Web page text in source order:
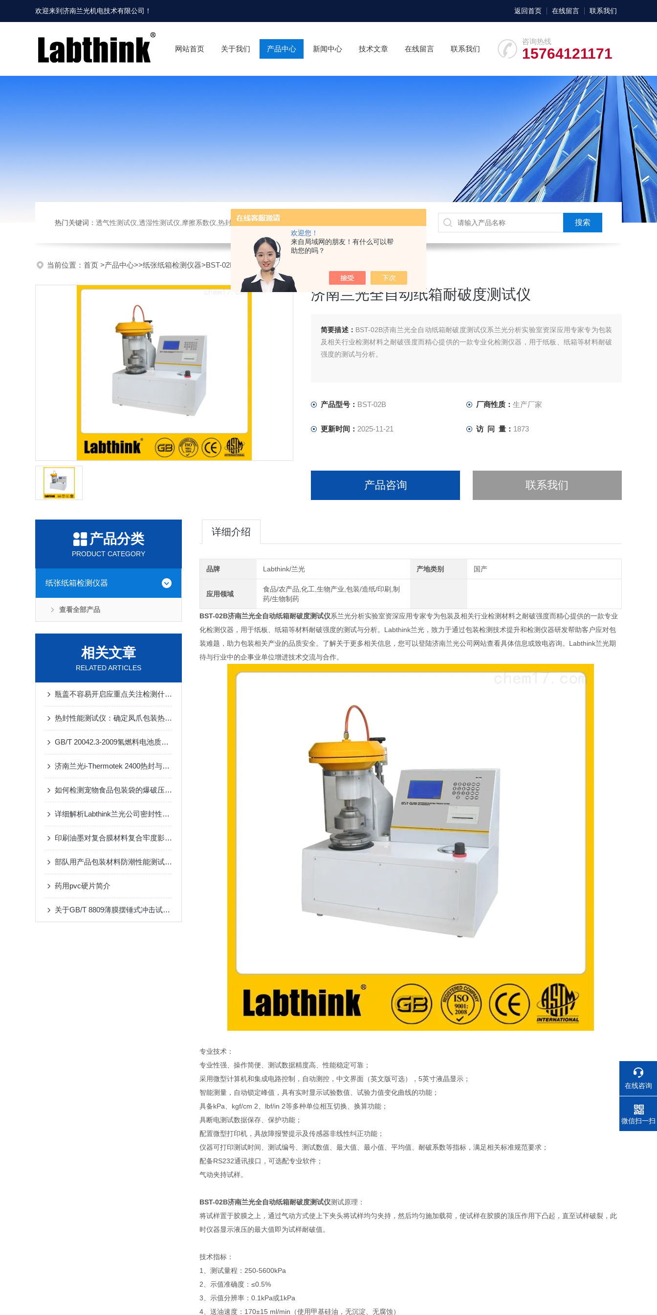
欢迎您！
来自局域网的朋友！有什么可以帮
助您的吗？
欢迎来到济南兰光机电技术有限公司 ！ 返回首页 在线留言 联系我们
咨询热线
15764121171
网站首页 关于我们 产品中心 新闻中心 技术文章 在线留言 联系我们
热门关键词： 透气性测试仪,透湿性测试仪,摩擦系数仪,热封试验仪,密封试验仪,等压法透氧仪,电子拉力试验机,测厚仪,瓶盖扭矩仪,顶空残氧仪
当前位置： 首页 >产品中心>>纸张纸箱检测仪器>BST-02B济南兰光全自动纸箱耐破度测试仪
济南兰光全自动纸箱耐破度测试仪
简要描述： BST-02B济南兰光全自动纸箱耐破度测试仪系兰光分析实验室资深应用专家专为包装
及相关行业检测材料之耐破强度而精心提供的一款专业化检测仪器，用于纸板、纸箱等材料耐破
强度的测试与分析。
产品型号： BST-02B 厂商性质： 生产厂家
更新时间： 2025-11-21 访 问 量： 1873
产品咨询 联系我们
产品分类
PRODUCT CATEGORY
纸张纸箱检测仪器
查看全部产品
相关文章
RELATED ARTICLES
瓶盖不容易开启应重点关注检测什么指标？
热封性能测试仪：确定凤爪包装热封参数 保证封口质量
GB/T 20042.3-2009氢燃料电池质子交换膜气体透过率测定仪
济南兰光i-Thermotek 2400热封与热粘性能测试仪
如何检测宠物食品包装袋的爆破压力？济南兰光泄漏与密封强度测试仪来助力
详细解析Labthink兰光公司密封性测试仪系列产品
印刷油墨对复合膜材料复合牢度影响的比较分析
部队用产品包装材料防潮性能测试方法介绍
药用pvc硬片简介
关于GB/T 8809薄膜摆锤式冲击试验机，你了解多少？
详细介绍
品牌 Labthink/兰光 产地类别 国产
应用领域
食品/农产品,化工,生物产业,包装/造纸/印刷,制
药/生物制药
BST-02B济南兰光全自动纸箱耐破度测试仪系兰光分析实验室资深应用专家专为包装及相关行业检测材料之耐破强度而精心提供的一款专业
化检测仪器，用于纸板、纸箱等材料耐破强度的测试与分析。Labthink兰光，致力于通过包装检测技术提升和检测仪器研发帮助客户应对包
装难题，助力包装相关产业的品质安全。了解关于更多相关信息，您可以登陆济南兰光公司网站查看具体信息或致电咨询。Labthink兰光期
待与行业中的企事业单位增进技术交流与合作。
专业技术：
专业性强、操作简便、测试数据精度高、性能稳定可靠；
采用微型计算机和集成电路控制，自动测控，中文界面（英文版可选），5英寸液晶显示；
智能测量，自动锁定峰值，具有实时显示试验数值、试验力值变化曲线的功能；
具备kPa、kgf/cm 2、lbf/in 2等多种单位相互切换、换算功能；
具断电测试数据保存、保护功能；
配置微型打印机，具故障报警提示及传感器非线性纠正功能；
仪器可打印测试时间、测试编号、测试数值、最大值、最小值、平均值、耐破系数等指标，满足相关标准规范要求；
配备RS232通讯接口，可选配专业软件；
气动夹持试样。
BST-02B济南兰光全自动纸箱耐破度测试仪测试原理：
将试样置于胶膜之上，通过气动方式使上下夹头将试样均匀夹持，然后均匀施加载荷，使试样在胶膜的顶压作用下凸起，直至试样破裂，此
时仪器显示液压的最大值即为试样耐破值。
技术指标：
1、测试量程：250-5600kPa
2、示值准确度：≤0.5%
3、示值分辨率：0.1kPa或1kPa
4、送油速度：170±15 ml/min（使用甲基硅油，无沉淀、无腐蚀）
在线咨询
电话
微信扫一扫